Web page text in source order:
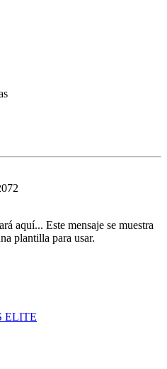
aquí... Este mensaje se muestra
plantilla para usar.
ELITE